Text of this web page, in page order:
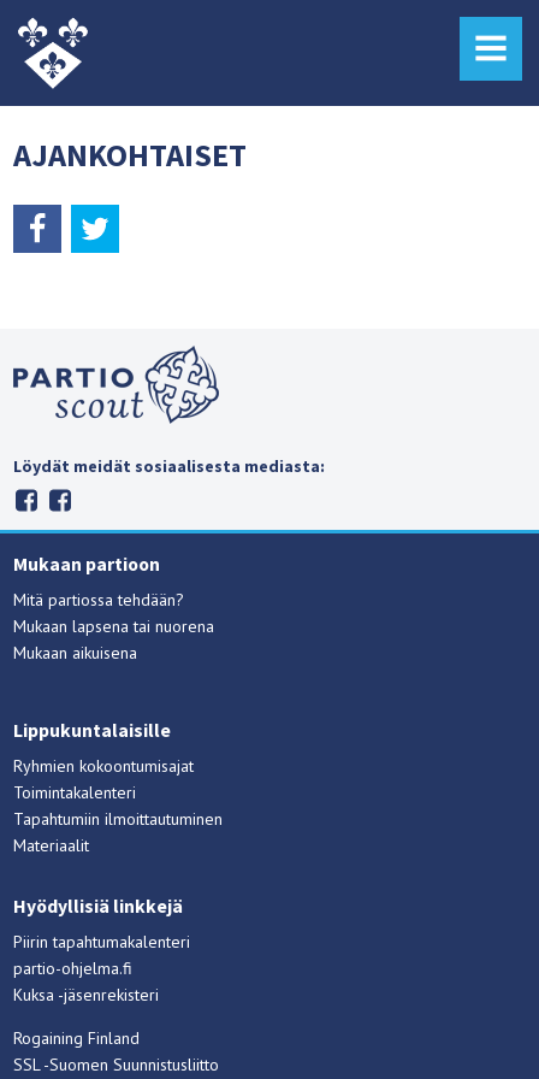
MENU
AJANKOHTAISET
Löydät meidät sosiaalisesta mediasta:
Mukaan partioon
Mitä partiossa tehdään?
Mukaan lapsena tai nuorena
Mukaan aikuisena
Lippukuntalaisille
Ryhmien kokoontumisajat
Toimintakalenteri
Tapahtumiin ilmoittautuminen
Materiaalit
Hyödyllisiä linkkejä
Piirin tapahtumakalenteri
partio-ohjelma.fi
Kuksa -jäsenrekisteri
Rogaining Finland
SSL -Suomen Suunnistusliitto